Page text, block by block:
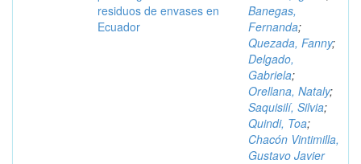
residuos de envases en
Ecuador
Banegas,
Fernanda;
Quezada, Fanny;
Delgado,
Gabriela;
Orellana, Nataly;
Saquisilí, Silvia;
Quindi, Toa;
Chacón Vintimilla,
Gustavo Javier